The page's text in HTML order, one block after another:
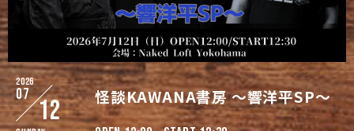
2026
07
12 怪談KAWANA書房 ～響洋平SP〜